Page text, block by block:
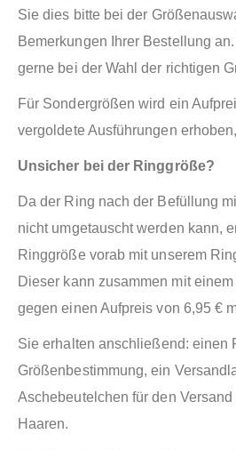
Sie dies bitte bei der
Bemerkungen Ihrer Bestellung
gerne bei der Wahl der richtigen
Für Sondergrößen wird ein
vergoldete Ausführungen
Unsicher bei der Ringgröße?
Da der Ring nach der Befüllung
nicht umgetauscht werden kann,
Ringgröße vorab mit unserem
Dieser kann zusammen mit
gegen einen Aufpreis von 6,95 €
Sie erhalten anschließend: einen
Größenbestimmung, ein
Aschebeutelchen für den
Haaren.